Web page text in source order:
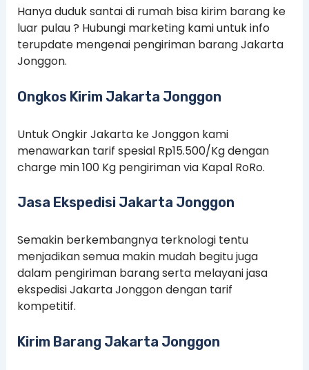
Hanya duduk santai di rumah bisa kirim barang ke
luar pulau ? Hubungi marketing kami untuk info
terupdate mengenai pengiriman barang Jakarta
Jonggon.
Ongkos Kirim Jakarta Jonggon
Untuk Ongkir Jakarta ke Jonggon kami
menawarkan tarif spesial Rp15.500/Kg dengan
charge min 100 Kg pengiriman via Kapal RoRo.
Jasa Ekspedisi Jakarta Jonggon
Semakin berkembangnya terknologi tentu
menjadikan semua makin mudah begitu juga
dalam pengiriman barang serta melayani jasa
ekspedisi Jakarta Jonggon dengan tarif
kompetitif.
Kirim Barang Jakarta Jonggon